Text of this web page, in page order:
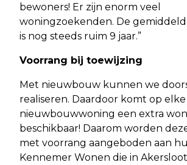
bewoners! Er zijn enorm veel
woningzoekenden. De
is nog steeds ruim 9 jaar.”
Voorrang bij toewijzing
Met nieuwbouw kunnen we
realiseren. Daardoor komt op elke
nieuwbouwwoning een extra
beschikbaar! Daarom worden
met voorrang aangeboden aan
Kennemer Wonen die in